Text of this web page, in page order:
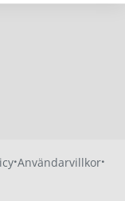
·Användarvillkor·